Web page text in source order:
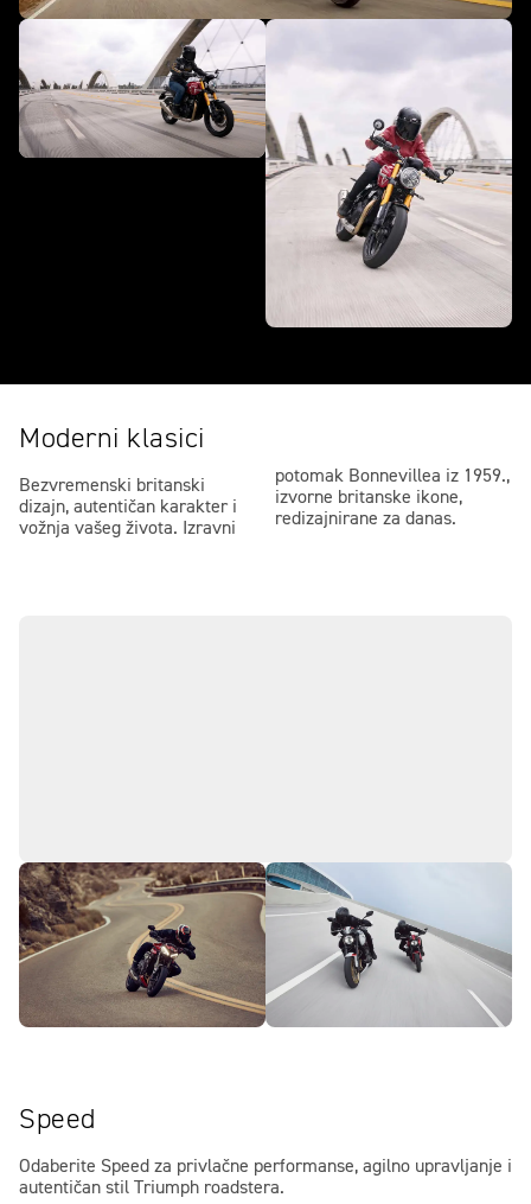
Moderni klasici
Bezvremenski britanski
dizajn, autentičan karakter i
vožnja vašeg života. Izravni
potomak Bonnevillea iz 1959.,
izvorne britanske ikone,
redizajnirane za danas.
Speed
Odaberite Speed ​​za privlačne performanse, agilno upravljanje i
autentičan stil Triumph roadstera.